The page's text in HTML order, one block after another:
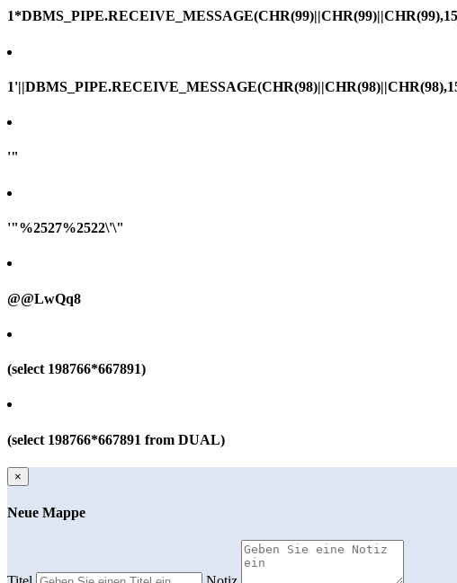
'"
'"%2527%2522\'\"
@@LwQq8
(select 198766*667891)
(select 198766*667891 from DUAL)
×
Neue Mappe